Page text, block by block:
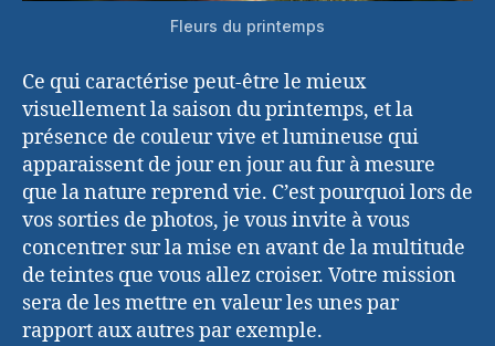
Fleurs du printemps
Ce qui caractérise peut-être le mieux
visuellement la saison du printemps, et la
présence de couleur vive et lumineuse qui
apparaissent de jour en jour au fur à mesure
que la nature reprend vie. C’est pourquoi lors de
vos sorties de photos, je vous invite à vous
concentrer sur la mise en avant de la multitude
de teintes que vous allez croiser. Votre mission
sera de les mettre en valeur les unes par
rapport aux autres par exemple.